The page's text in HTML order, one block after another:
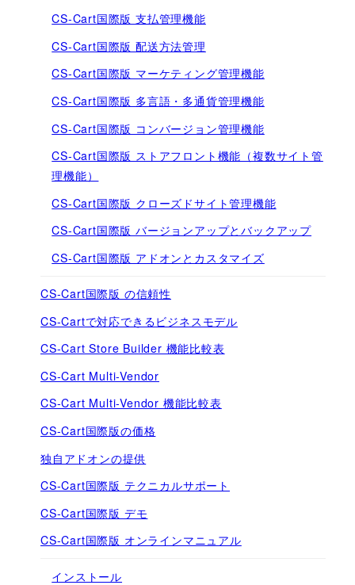
CS-Cart国際版 支払管理機能
CS-Cart国際版 配送方法管理
CS-Cart国際版 マーケティング管理機能
CS-Cart国際版 多言語・多通貨管理機能
CS-Cart国際版 コンバージョン管理機能
CS-Cart国際版 ストアフロント機能（複数サイト管
理機能）
CS-Cart国際版 クローズドサイト管理機能
CS-Cart国際版 バージョンアップとバックアップ
CS-Cart国際版 アドオンとカスタマイズ
CS-Cart国際版 の信頼性
CS-Cartで対応できるビジネスモデル
CS-Cart Store Builder 機能比較表
CS-Cart Multi-Vendor
CS-Cart Multi-Vendor 機能比較表
CS-Cart国際版の価格
独自アドオンの提供
CS-Cart国際版 テクニカルサポート
CS-Cart国際版 デモ
CS-Cart国際版 オンラインマニュアル
インストール